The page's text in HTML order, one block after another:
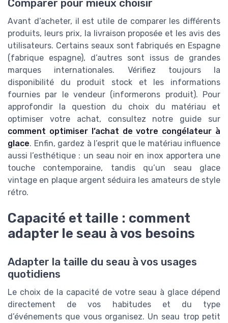
Comparer pour mieux choisir
Avant d’acheter, il est utile de comparer les différents
produits, leurs prix, la livraison proposée et les avis des
utilisateurs. Certains seaux sont fabriqués en Espagne
(fabrique espagne), d’autres sont issus de grandes
marques internationales. Vérifiez toujours la
disponibilité du produit stock et les informations
fournies par le vendeur (informerons produit). Pour
approfondir la question du choix du matériau et
optimiser votre achat, consultez notre guide sur
comment optimiser l’achat de votre congélateur à
glace. Enfin, gardez à l’esprit que le matériau influence
aussi l’esthétique : un seau noir en inox apportera une
touche contemporaine, tandis qu’un seau glace
vintage en plaque argent séduira les amateurs de style
rétro.
Capacité et taille : comment
adapter le seau à vos besoins
Adapter la taille du seau à vos usages
quotidiens
Le choix de la capacité de votre seau à glace dépend
directement de vos habitudes et du type
d’événements que vous organisez. Un seau trop petit